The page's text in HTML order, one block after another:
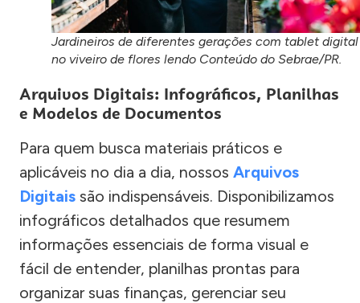
Jardineiros de diferentes gerações com tablet digital
no viveiro de flores lendo Conteúdo do Sebrae/PR.
Arquivos Digitais: Infográficos, Planilhas
e Modelos de Documentos
Para quem busca materiais práticos e
aplicáveis no dia a dia, nossos Arquivos
Digitais são indispensáveis. Disponibilizamos
infográficos detalhados que resumem
informações essenciais de forma visual e
fácil de entender, planilhas prontas para
organizar suas finanças, gerenciar seu